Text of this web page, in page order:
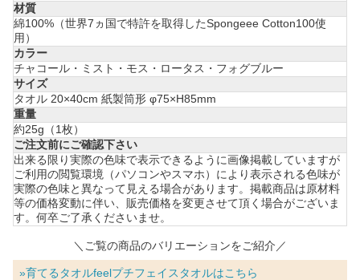
材質
綿100%（世界7ヵ国で特許を取得したSpongeee Cotton100使
用）
カラー
チャコール・ミスト・モス・ロータス・フォグブルー
サイズ
タオル 20×40cm 紙製筒形 φ75×H85mm
重量
約25g（1枚）
ご注文前にご確認下さい
出来る限り実際の色味で表示できるように画像掲載していますが
ご利用の閲覧環境（パソコンやスマホ）により表示される色味が
実際の色味と異なって見える場合があります。掲載商品は原材料
等の価格変動に伴い、販売価格を変更させて頂く場合がございま
す。何卒ご了承くださいませ。
＼ご覧の商品のバリエーションをご紹介／
»育てるタオルfeelプチフェイスタオルはこちら